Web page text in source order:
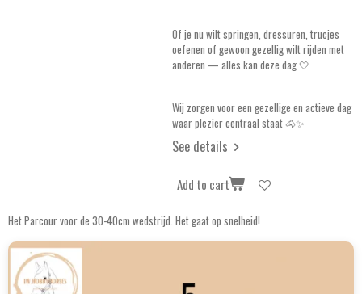
Of je nu wilt springen, dressuren, trucjes
oefenen of gewoon gezellig wilt rijden met
anderen — alles kan deze dag 🤍
Wij zorgen voor een gezellige en actieve dag
waar plezier centraal staat 🐴✨
See details
Add to cart
Het Parcour voor de 30-40cm wedstrijd. Het gaat op snelheid!